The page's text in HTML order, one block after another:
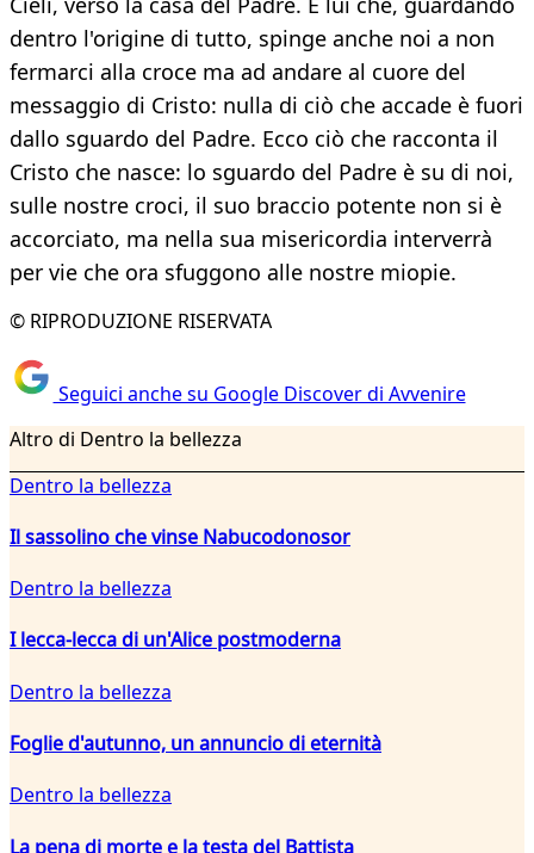
dentro l'origine di tutto, spinge anche noi a non
fermarci alla croce ma ad andare al cuore del
messaggio di Cristo: nulla di ciò che accade è fuori
dallo sguardo del Padre. Ecco ciò che racconta il
Cristo che nasce: lo sguardo del Padre è su di noi,
sulle nostre croci, il suo braccio potente non si è
accorciato, ma nella sua misericordia interverrà
per vie che ora sfuggono alle nostre miopie.
© RIPRODUZIONE RISERVATA
Seguici anche su Google Discover di Avvenire
Altro di Dentro la bellezza
Dentro la bellezza
Il sassolino che vinse Nabucodonosor
Dentro la bellezza
I lecca-lecca di un'Alice postmoderna
Dentro la bellezza
Foglie d'autunno, un annuncio di eternità
Dentro la bellezza
La pena di morte e la testa del Battista